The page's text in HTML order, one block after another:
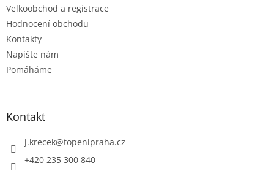
Velkoobchod a registrace
Hodnocení obchodu
Kontakty
Napište nám
Pomáháme
Kontakt
j.krecek@topenipraha.cz
+420 235 300 840